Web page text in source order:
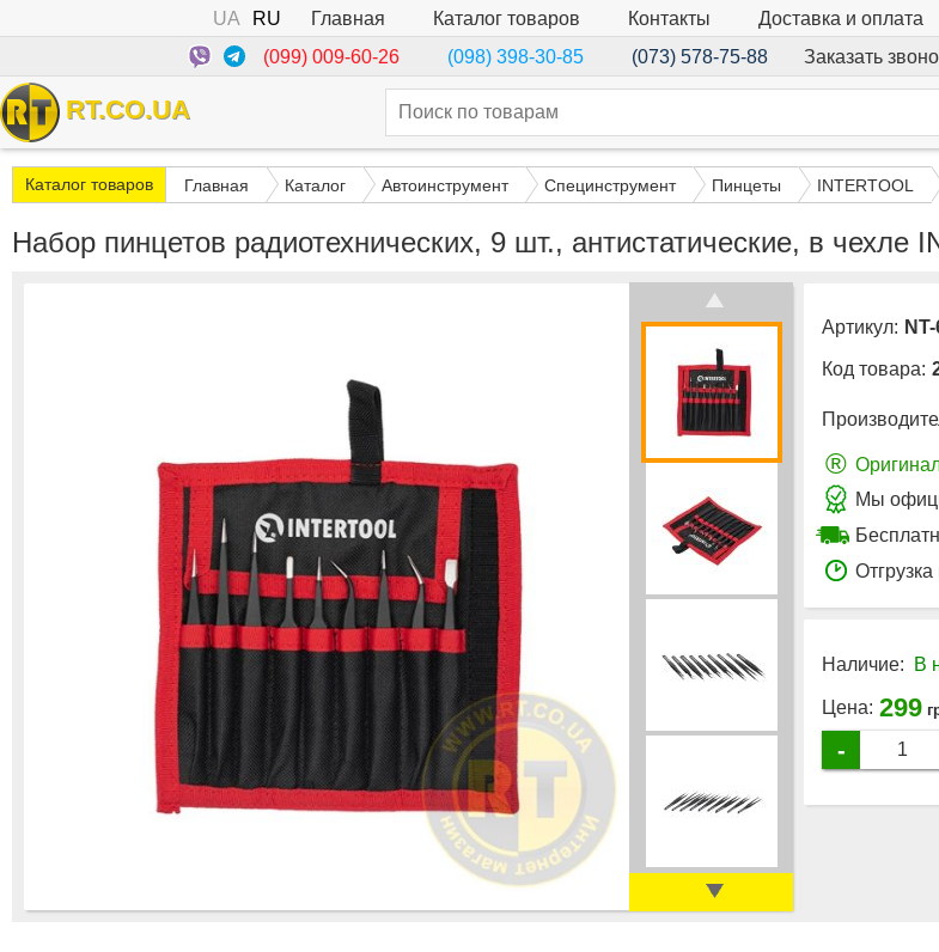
UA RU Главная Каталог товаров Контакты Доставка и оплата
(099) 009-60-26
(098) 398-30-85 (073) 578-75-88 Заказать
RT.CO.UA
Каталог товаров Главная Каталог Автоинструмент Специнструмент Пинцеты INTERTOOL
Набор пинцетов радиотехнических, 9 шт., антистатические, в чехле
Артикул:
Код товара:
®
Мы
Наличие: В
Цена: 299
-